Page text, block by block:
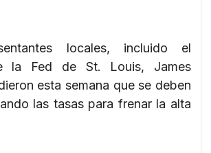
locales, incluido el
la Fed de St. Louis, James
esta semana que se deben
las tasas para frenar la alta